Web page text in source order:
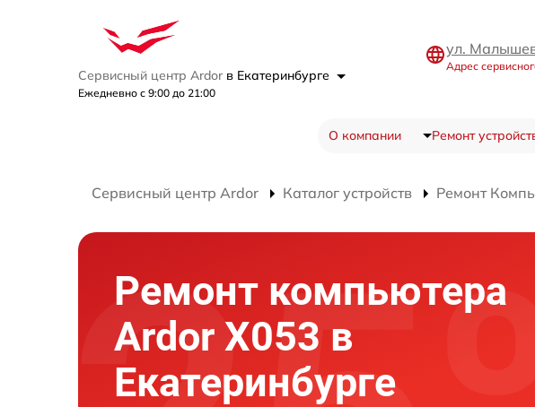
Сервисный центр Ardor в Екатеринбурге
Ежедневно с 9:00 до 21:00
ул.
Адрес
О компании Ремонт
Сервисный центр Ardor Каталог устройств Ремонт
Ремонт компьютера
Ardor X053 в
Екатеринбурге